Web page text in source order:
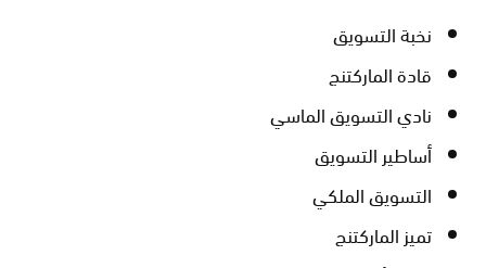
نخبة التسويق
قادة الماركتنج
نادي التسويق الماسي
أساطير التسويق
التسويق الملكي
تميز الماركتنج